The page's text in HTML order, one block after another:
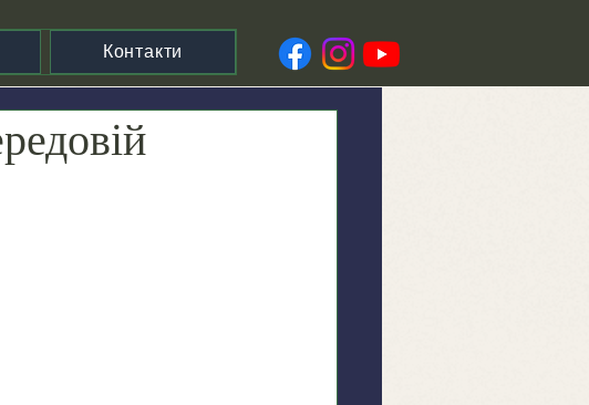
Контакти